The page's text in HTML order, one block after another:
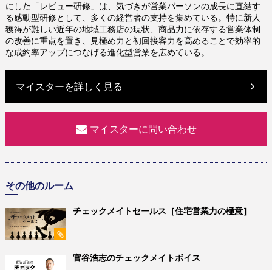
にした「レビュー研修」は、気づきが営業パーソンの成長に直結す
る感動型研修として、多くの経営者の支持を集めている。特に新人
獲得が難しい近年の地域工務店の現状、商品力に依存する営業体制
の改善に重点を置き、見極め力と初回接客力を高めることで効率的
な成約率アップにつなげる進化型営業を広めている。
マイスターを詳しく見る
マイスターに問い合わせ
その他のルーム
チェックメイトセールス［住宅営業力の極意］
官谷浩志のチェックメイトボイス